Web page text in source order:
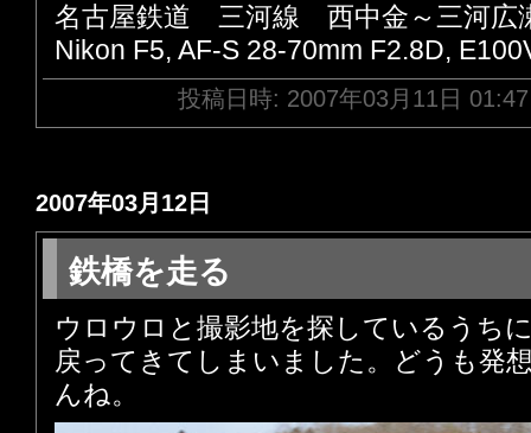
名古屋鉄道 三河線 西中金～三河広
Nikon F5, AF-S 28-70mm F2.8D,
投稿日時: 2007年03月11日
2007年03月12日
鉄橋を走る
ウロウロと撮影地を探しているうち
戻ってきてしまいました。どうも発
んね。